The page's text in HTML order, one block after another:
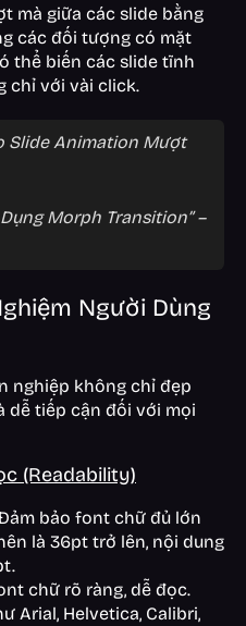
mà giữa các slide bằng
các đối tượng có mặt
thể biến các slide tĩnh
chỉ với vài click.
Slide Animation Mượt
Morph Transition” –
Người Dùng
nghiệp không chỉ đẹp
dễ tiếp cận đối với mọi
(Readability)
bảo font chữ đủ lớn
là 36pt trở lên, nội dung
chữ rõ ràng, dễ đọc.
Arial, Helvetica, Calibri,